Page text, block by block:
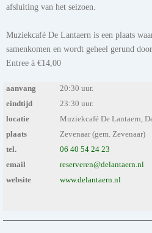
afsluiting van het seizoen.
Muziekcafé De Lantaern is een plaats
samenkomen en wordt geheel gerund
Entree à €14,00
aanvang
20:30 uur.
eindtijd
23:30 uur.
locatie
Muziekcafé De Lantaern,
plaats
Zevenaar (gem. Zevenaar)
tel.
06 40 54 24 23
email
reserveren@delantaern.nl
website
www.delantaern.nl